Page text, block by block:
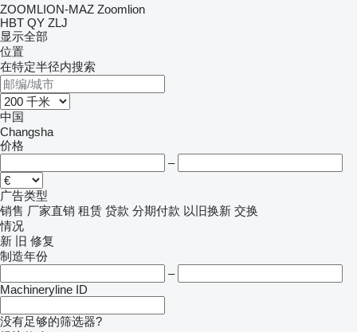
ZOOMLION-MAZ Zoomlion
HBT QY ZLJ
显示全部
位置
在特定半径内搜索
中国
Changsha
价格
–
广告类型
销售 厂家直销 租赁 贷款 分期付款 以旧换新 交换
情况
新 旧 修复
制造年份
–
Machineryline ID
没有足够的筛选器?